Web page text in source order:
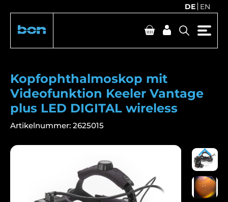
DE EN
Kopfophthalmoskop mit
Videofunktion Keeler Vantage
plus LED DIGITAL wireless
Artikelnummer: 2625015